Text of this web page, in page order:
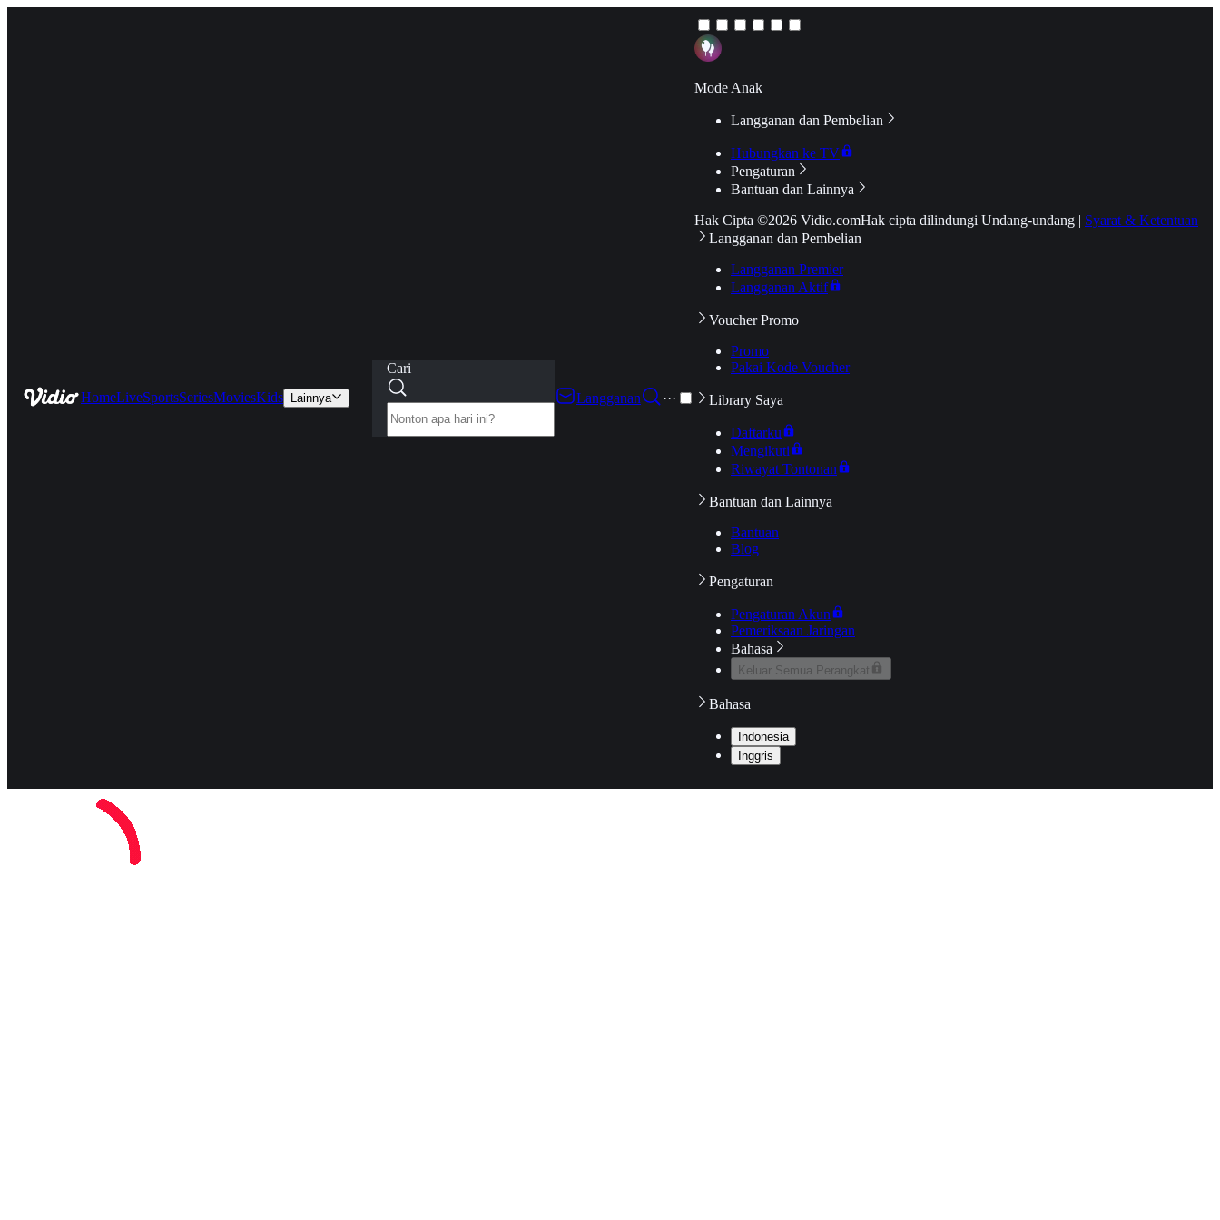
HomeLiveSportsSeriesMoviesKids Lainnya
Cari
Langganan
···
Mode Anak
Langganan dan Pembelian
Hubungkan ke TV
Pengaturan
Bantuan dan Lainnya
Hak Cipta ©2026 Vidio.comHak cipta dilindungi Undang-undang | Syarat & Ketentuan
Langganan dan Pembelian
Langganan Premier
Langganan Aktif
Voucher Promo
Promo
Pakai Kode Voucher
Library Saya
Daftarku
Mengikuti
Riwayat Tontonan
Bantuan dan Lainnya
Bantuan
Blog
Pengaturan
Pengaturan Akun
Pemeriksaan Jaringan
Bahasa
Keluar Semua Perangkat
Bahasa
Indonesia
Inggris